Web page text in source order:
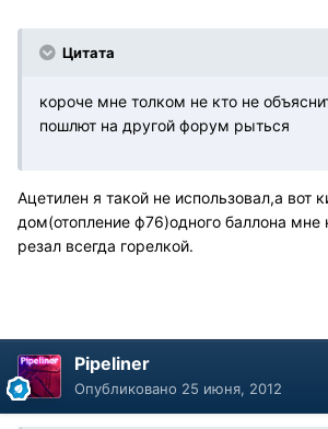
Цитата
короче мне толком не кто не
пошлют на другой форум рыться
Ацетилен я такой не использовал,а вот
дом(отопление ф76)одного баллона мне
резал всегда горелкой.
Pipeliner
Опубликовано 25 июня, 2012